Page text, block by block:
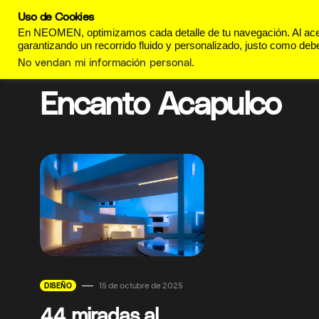
Encanto Acapulco
DISEÑO 15 de octubre de 2025
Uso de Cookies
En NEOMEN, optimizamos cada detalle de tu navegación. Al
garantizando un recorrido fluido y personalizado, justo como
No vendan mi información personal.